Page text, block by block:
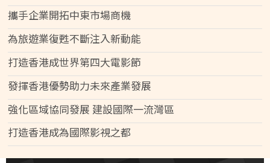
攜手企業開拓中東市場商機
為旅遊業復甦不斷注入新動能
打造香港成世界第四大電影節
發揮香港優勢助力未來產業發展
強化區域協同發展 建設國際一流灣區
打造香港成為國際影視之都